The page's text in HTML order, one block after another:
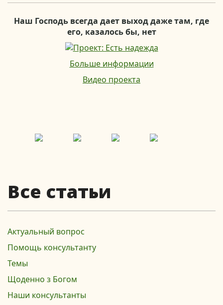
Все статьи
Актуальный вопрос
Помощь консультанту
Темы
Щоденно з Богом
Наши консультанты
Наш Господь всегда дает выход даже там, где
его, казалось бы, нет
Больше информации
Видео проекта